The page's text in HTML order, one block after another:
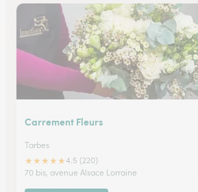
Carrement Fleurs
Tarbes
★★★★★4.5 (220)
70 bis, avenue Alsace Lorraine